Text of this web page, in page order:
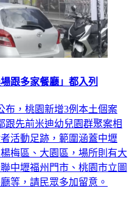
跟多家餐廳」都入列
布，桃園新增3例本土個案
跟先前米迪幼兒園群聚案相
活動足跡，範圍涵蓋中壢
梅區、大園區，場所則有大
中壢福州門市、桃園市立圖
等，請民眾多加留意。